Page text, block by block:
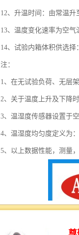
12、升温时间：由常温升
13、温度变化速率为空气
14、试验内箱体积供选择：
注：
1、在无试验负荷、无层
2、关于温度上升及下降
3、温湿度传感器设置于
4、温湿度均匀度定义为
5、以上数据性能，测量